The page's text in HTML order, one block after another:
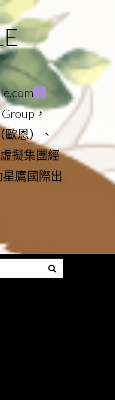
，
歐恩）、
擬集團經
鷹國際出
Menu